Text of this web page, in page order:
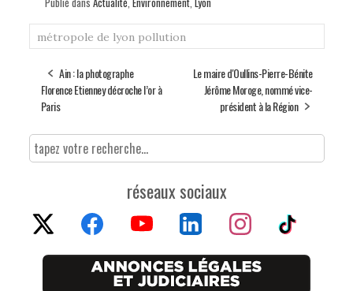
métropole de lyon pollution
Ain : la photographe
Florence Etienney décroche l’or à
Paris
Le maire d'Oullins-Pierre-Bénite
Jérôme Moroge, nommé vice-
président à la Région
réseaux sociaux